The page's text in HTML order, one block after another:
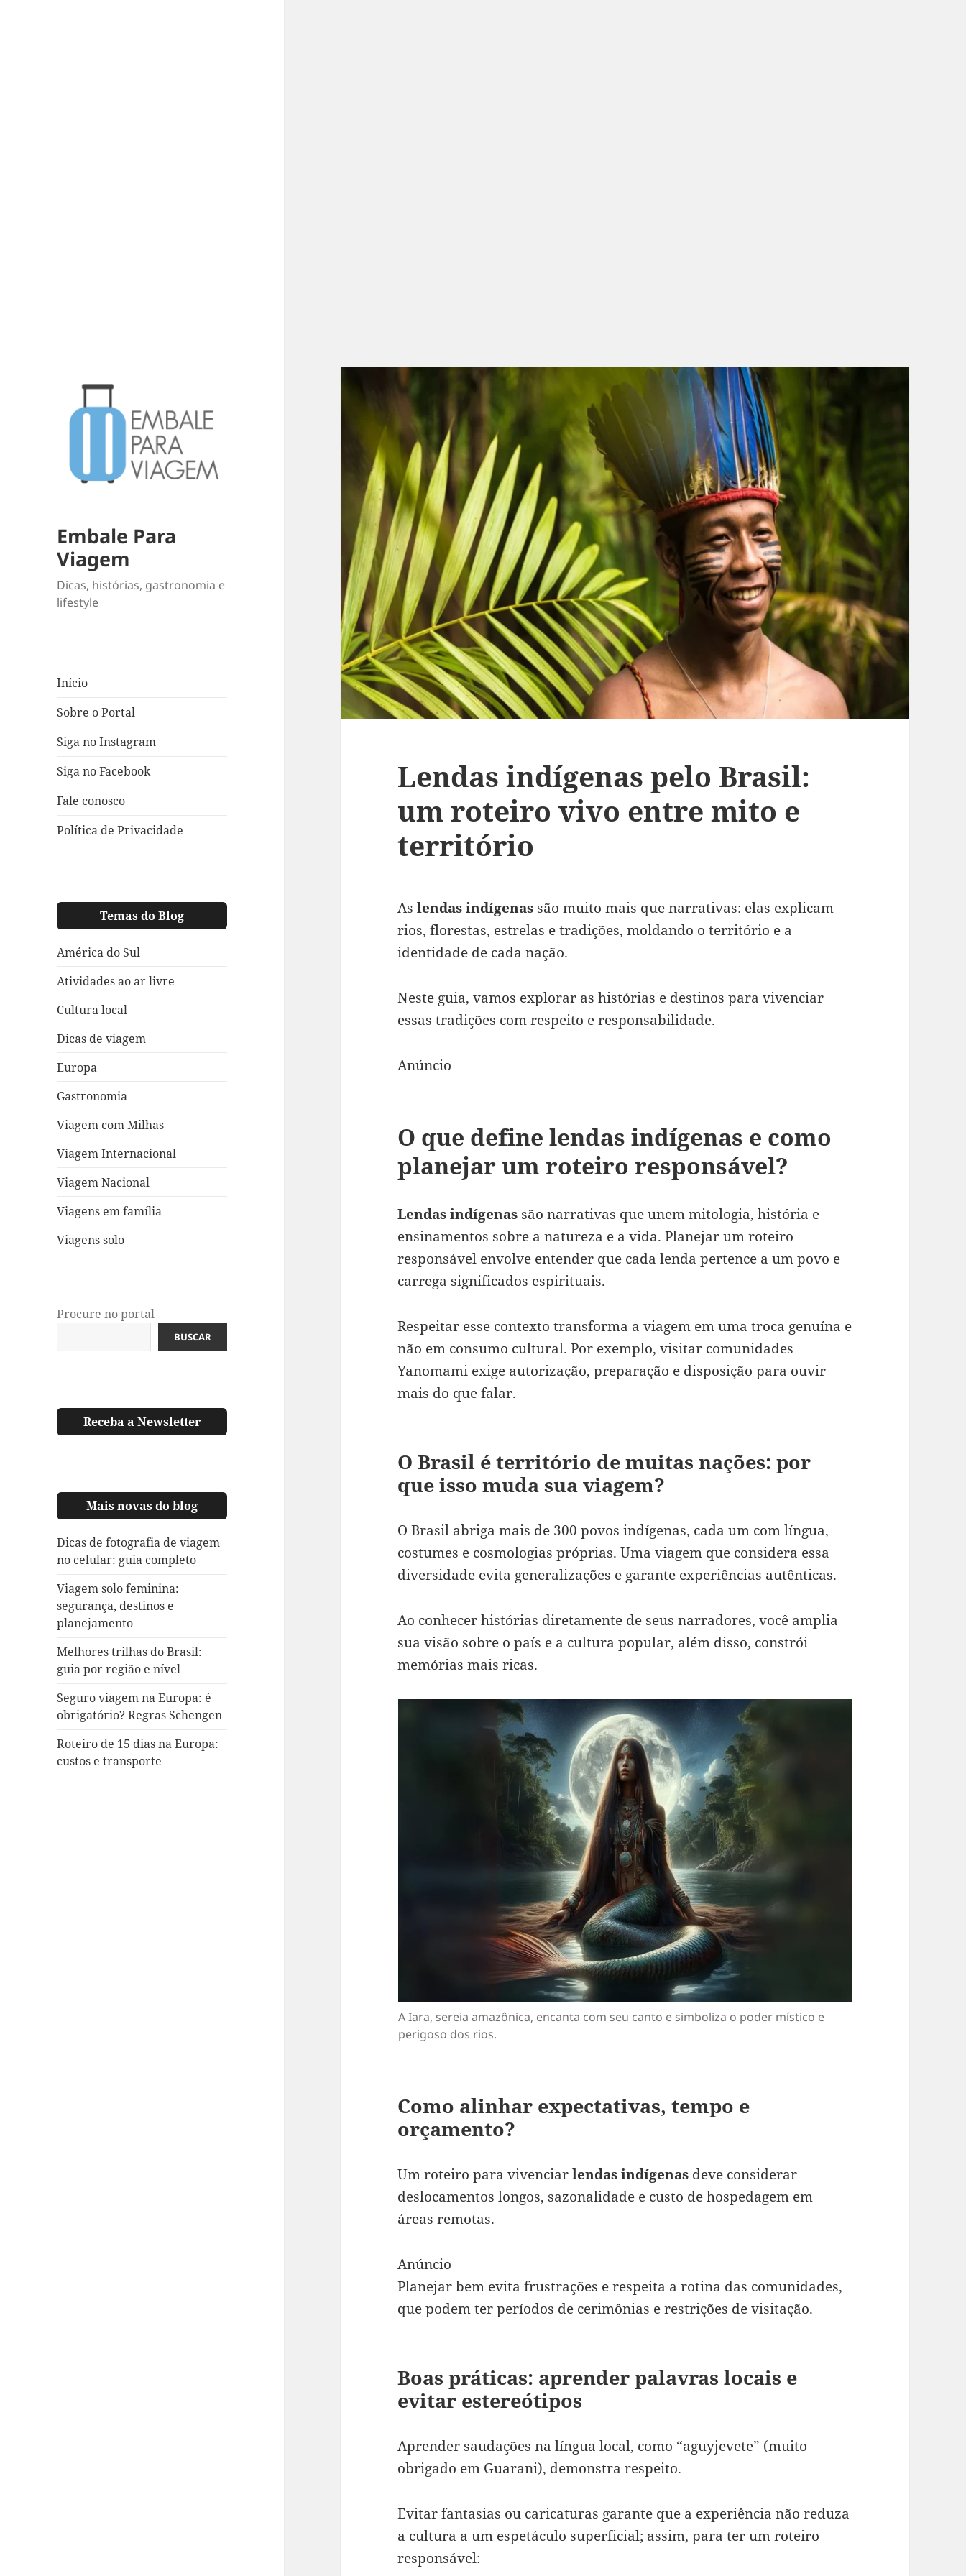
Embale Para
Viagem
Dicas, histórias, gastronomia e
lifestyle
Início
Sobre o Portal
Siga no Instagram
Siga no Facebook
Fale conosco
Política de Privacidade
Temas do Blog
América do Sul
Atividades ao ar livre
Cultura local
Dicas de viagem
Europa
Gastronomia
Viagem com Milhas
Viagem Internacional
Viagem Nacional
Viagens em família
Viagens solo
Procure no portal
BUSCAR
Receba a Newsletter
Mais novas do blog
Dicas de fotografia de viagem
no celular: guia completo
Viagem solo feminina:
segurança, destinos e
planejamento
Melhores trilhas do Brasil:
guia por região e nível
Seguro viagem na Europa: é
obrigatório? Regras Schengen
Roteiro de 15 dias na Europa:
custos e transporte
Lendas indígenas pelo Brasil:
um roteiro vivo entre mito e
território
Aslendas indígenas são muito mais que narrativas: elas explicam
rios, florestas, estrelas e tradições, moldando o território e a
identidade de cada nação.
Neste guia, vamos explorar as histórias e destinos para vivenciar
essas tradições com respeito e responsabilidade.
Anúncio
O que define lendas indígenas e como
planejar um roteiro responsável?
Lendas indígenas são narrativas que unem mitologia, história e
ensinamentos sobre a natureza e a vida. Planejar um roteiro
responsável envolve entender que cada lenda pertence a um povo e
carrega significados espirituais.
Respeitar esse contexto transforma a viagem em uma troca genuína e
não em consumo cultural. Por exemplo, visitar comunidades
Yanomami exige autorização, preparação e disposição para ouvir
mais do que falar.
O Brasil é território de muitas nações: por
que isso muda sua viagem?
O Brasil abriga mais de 300 povos indígenas, cada um com língua,
costumes e cosmologias próprias. Uma viagem que considera essa
diversidade evita generalizações e garante experiências autênticas.
Ao conhecer histórias diretamente de seus narradores, você amplia
sua visão sobre o país e a cultura popular, além disso, constrói
memórias mais ricas.
A Iara, sereia amazônica, encanta com seu canto e simboliza o poder místico e
perigoso dos rios.
Como alinhar expectativas, tempo e
orçamento?
Um roteiro para vivenciarlendas indígenas deve considerar
deslocamentos longos, sazonalidade e custo de hospedagem em
áreas remotas.
Anúncio
Planejar bem evita frustrações e respeita a rotina das comunidades,
que podem ter períodos de cerimônias e restrições de visitação.
Boas práticas: aprender palavras locais e
evitar estereótipos
Aprender saudações na língua local, como “aguyjevete” (muito
obrigado em Guarani), demonstra respeito.
Evitar fantasias ou caricaturas garante que a experiência não reduza
a cultura a um espetáculo superficial; assim, para ter um roteiro
responsável: